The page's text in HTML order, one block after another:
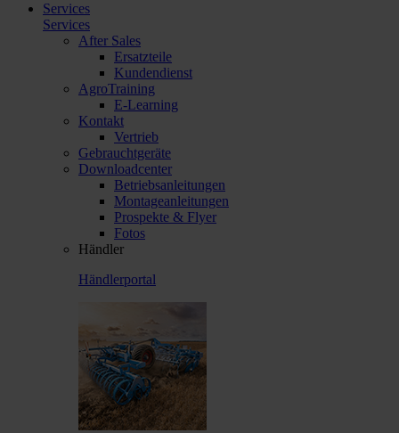
Services
Services
After Sales
Ersatzteile
Kundendienst
AgroTraining
E-Learning
Kontakt
Vertrieb
Gebrauchtgeräte
Downloadcenter
Betriebsanleitungen
Montageanleitungen
Prospekte & Flyer
Fotos
Händler
Händlerportal